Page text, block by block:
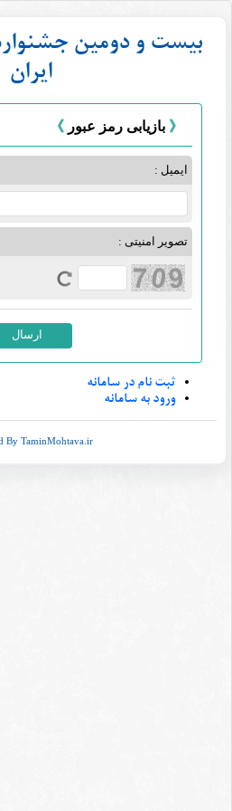
بیست و دومین
ایران
بازیابی رمز عبور
ایمیل
تصویر امنیتی
ثبت نام در سامانه
ورود به سامانه
By TaminMohtava.ir